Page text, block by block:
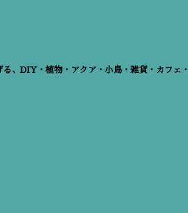
る、DIY・植物・アクア・小鳥・雑貨・カフェ